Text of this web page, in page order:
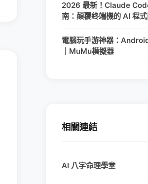
2026 最新！Claude
南：顛覆終端機的 AI 程
電腦玩手游神器：
｜MuMu模擬器
相關連結
AI 八字命理學堂